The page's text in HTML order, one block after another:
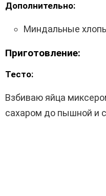
Дополнительно:
Миндальные
Приготовление:
Тесто:
Взбиваю яйца
сахаром до пышной и